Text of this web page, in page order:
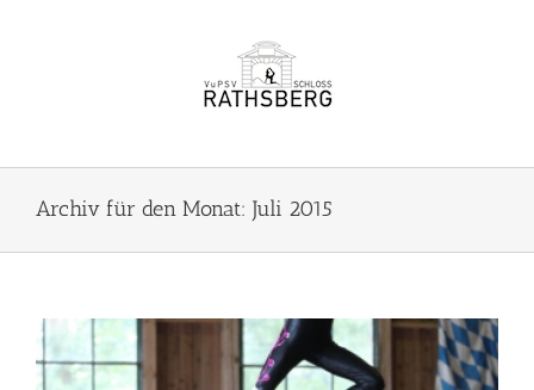
Archiv für den Monat: Juli 2015